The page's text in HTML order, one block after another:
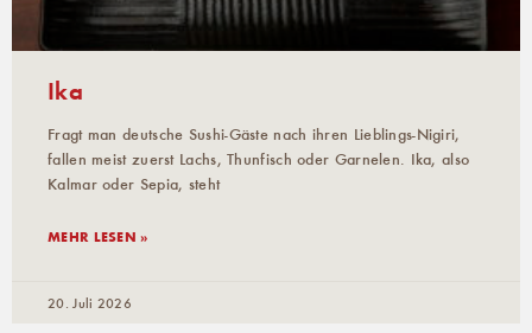
Ika
Fragt man deutsche Sushi-Gäste nach ihren Lieblings-Nigiri,
fallen meist zuerst Lachs, Thunfisch oder Garnelen. Ika, also
Kalmar oder Sepia, steht
MEHR LESEN »
20. Juli 2026